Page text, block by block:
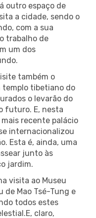
outro espaço de
a cidade, sendo o
com a sua
trabalho de
um dos
também o
templo tibetiano do
o levarão do
futuro. E, nesta
recente palácio
internacionalizou
Esta é, ainda, uma
junto às
jardim.
visita ao Museu
de Mao Tsé-Tung e
todos estes
claro,